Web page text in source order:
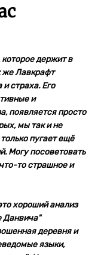
держит в
же Лавкрафт
страха. Его
и
появляется просто
мы так и не
пугает ещё
Могу посоветовать
то страшное и
хороший анализ
Данвича"
деревня и
языки,